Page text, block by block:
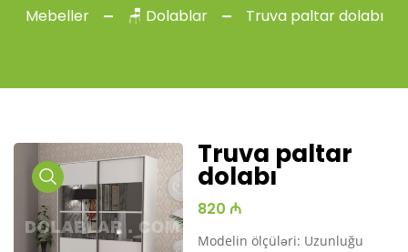
Mebeller 🪑 Dolablar Truva paltar dolabı
Media
Gallery
Truva paltar
dolabı
820 ₼
Modelin ölçüləri: Uzunluğu